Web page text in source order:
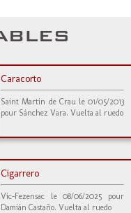
Caracorto
Saint Martin de Crau le 01/05/2013
pour Sánchez Vara. Vuelta al ruedo
Cigarrero
Vic-Fezensac le 08/06/2025 pour
Damián Castaño. Vuelta al ruedo